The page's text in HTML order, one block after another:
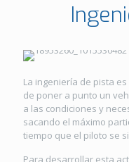
La ingeniería de pista
de poner a punto un
a las condiciones y
sacando el máximo
tiempo que el piloto se
Para desarrollar esta